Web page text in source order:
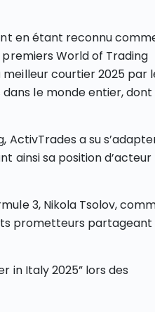
en étant reconnu
World of Trading
meilleur courtier 2025 par
le monde entier, dont
ActivTrades a su
ainsi sa position d’acteur
3, Nikola Tsolov,
prometteurs partageant
in Italy 2025” lors des